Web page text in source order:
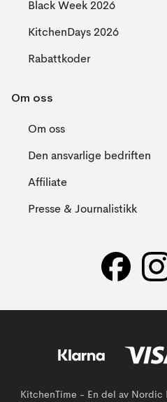
Black Week 2026
KitchenDays 2026
Rabattkoder
Om oss
Om oss
Den ansvarlige bedriften
Affiliate
Presse & Journalistikk
KitchenTime - En del av